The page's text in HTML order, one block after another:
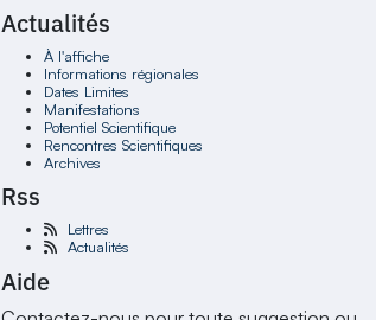
Actualités
À l'affiche
Informations régionales
Dates Limites
Manifestations
Potentiel Scientifique
Rencontres Scientifiques
Archives
Rss
Lettres
Actualités
Aide